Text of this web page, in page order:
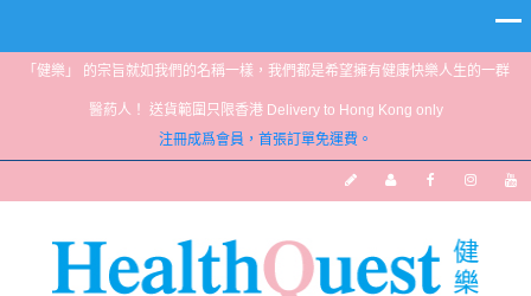
「健樂」 的宗旨就如我們的名稱一樣，我們都是希望擁有健康快樂人生的一群
醫葯人！ 送貨範圍只限香港 Delivery to Hong Kong only
注冊成爲會員，首張訂單免運費。